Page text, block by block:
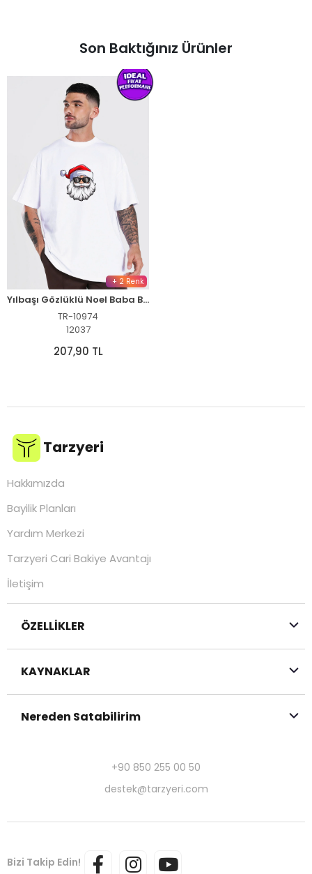
Son Baktığınız Ürünler
+ 2 Renk
Yılbaşı Gözlüklü Noel Baba Baskılı Kısa Kollu Oversize Bisiklet Yaka T-shirt - Beyaz
TR-10974
12037
207,90 TL
Tarzyeri
Hakkımızda
Bayilik Planları
Yardım Merkezi
Tarzyeri Cari Bakiye Avantajı
İletişim
ÖZELLİKLER
KAYNAKLAR
Nereden Satabilirim
+90 850 255 00 50
destek@tarzyeri.com
Bizi Takip Edin!